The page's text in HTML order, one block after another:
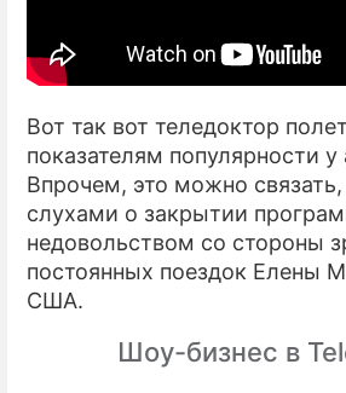
Вот так вот теледоктор
показателям популярности у
Впрочем, это можно
слухами о закрытии
недовольством со стороны
постоянных поездок Елены
США.
Шоу-бизнес в